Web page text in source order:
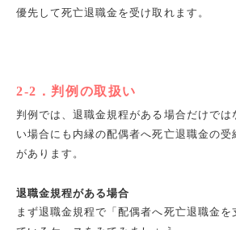
優先して死亡退職金を受け取れます。
2-2 ．判例の取扱い
判例では、退職金規程がある場合だけでは
い場合にも内縁の配偶者へ死亡退職金の受
があります。
退職金規程がある場合
まず退職金規程で「配偶者へ死亡退職金